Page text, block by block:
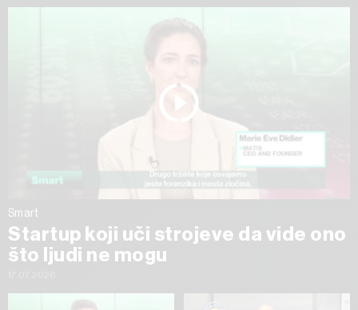
Smart
Startup koji uči strojeve da vide ono
što ljudi ne mogu